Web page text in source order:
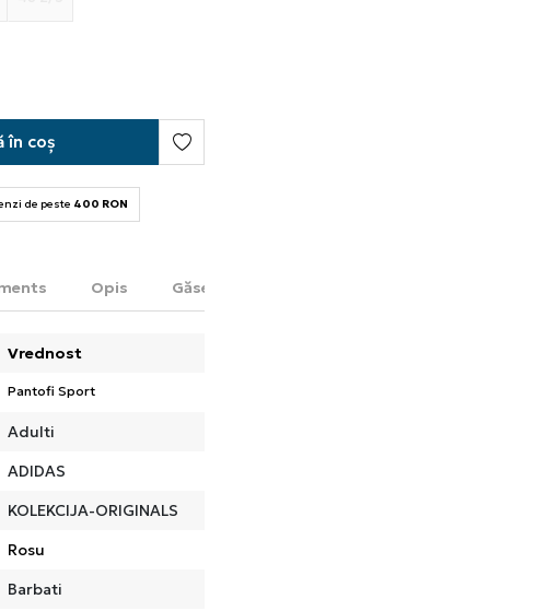
în coș
de peste 400 RON
Opis Găsește în magazin
Vrednost
Pantofi Sport
Adulti
ADIDAS
KOLEKCIJA-ORIGINALS
Rosu
Barbati